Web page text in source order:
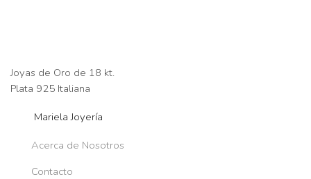
Joyas de Oro de 18 kt.
Plata 925 Italiana
Mariela Joyería
Acerca de Nosotros
Contacto